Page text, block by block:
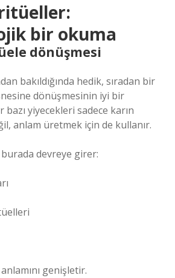
bir okuma
dönüşmesi
bakıldığında hedik, sıradan bir
dönüşmesinin iyi bir
yiyecekleri sadece karın
anlam üretmek için de kullanır.
devreye girer:
genişletir.